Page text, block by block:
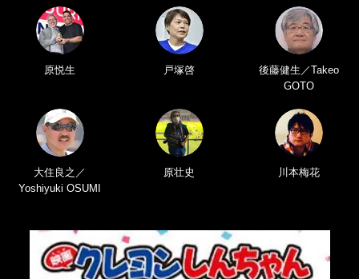
原悦生 戸塚啓
後藤健生／Takeo
GOTO
大住良之／
Yoshiyuki OSUMI
原壮史 川本梅花